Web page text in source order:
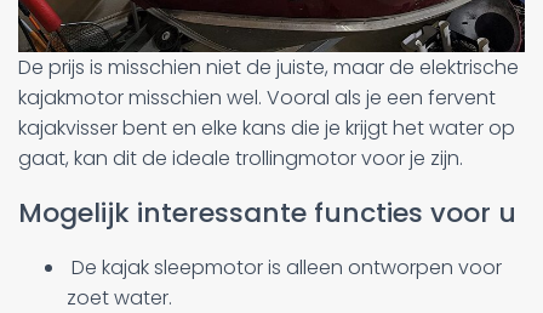
De prijs is misschien niet de juiste, maar de elektrische
kajakmotor misschien wel. Vooral als je een fervent
kajakvisser bent en elke kans die je krijgt het water op
gaat, kan dit de ideale trollingmotor voor je zijn.
Mogelijk interessante functies voor u
De kajak sleepmotor is alleen ontworpen voor
zoet water.